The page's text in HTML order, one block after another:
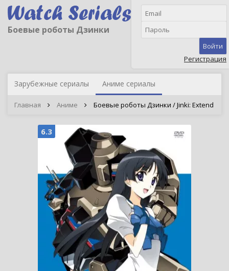
Боевые роботы Дзинки
Войти
Регистрация
Зарубежные сериалы Аниме сериалы
Главная Аниме Боевые роботы Дзинки / Jinki: Extend
6.3